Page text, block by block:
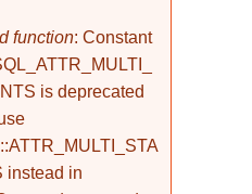
function: Constant
is deprecated
instead in